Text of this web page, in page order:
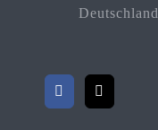
Deutschland